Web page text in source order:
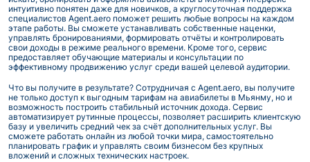
интуитивно понятен даже для новичков, а круглосуточная поддержка
специалистов Agent.aero поможет решить любые вопросы на каждом
этапе работы. Вы сможете устанавливать собственные наценки,
управлять бронированиями, формировать отчёты и контролировать
свои доходы в режиме реального времени. Кроме того, сервис
предоставляет обучающие материалы и консультации по
эффективному продвижению услуг среди вашей целевой аудитории.
Что вы получите в результате? Сотрудничая с Agent.aero, вы получите
не только доступ к выгодным тарифам на авиабилеты в Мьянму, но и
возможность построить стабильный источник дохода. Сервис
автоматизирует рутинные процессы, позволяет расширить клиентскую
базу и увеличить средний чек за счёт дополнительных услуг. Вы
сможете работать онлайн из любой точки мира, самостоятельно
планировать график и управлять своим бизнесом без крупных
вложений и сложных технических настроек.